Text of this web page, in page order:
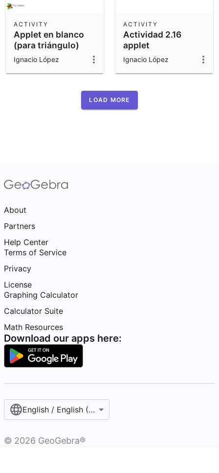
Applet en blanco
(para triángulo)
ACTIVITY
Ignacio López
Actividad 2.16
applet
ACTIVITY
Ignacio López
LOAD MORE
About
Partners
Help Center
Terms of Service
Privacy
License
Graphing Calculator
Calculator Suite
Math Resources
Download our apps here:
English / English (United States)
© 2026 GeoGebra®